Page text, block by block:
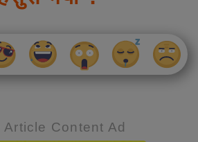
Article Content Ad